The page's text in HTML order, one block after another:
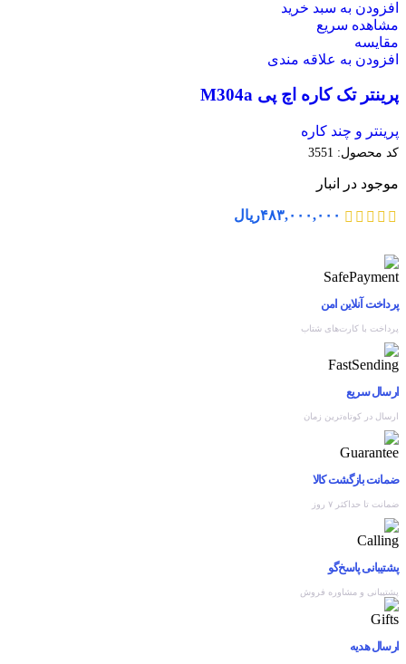
افزودن به سبد خرید
مشاهده سریع
مقایسه
افزودن به علاقه مندی
پرینتر تک کاره اچ پی M304a
پرینتر و چند کاره
کد محصول: 3551
موجود در انبار
۴۸۳,۰۰۰,۰۰۰ریال
پرداخت آنلاین امن
پرداخت با کارت‌های شتاب
ارسال سریع
ارسال در کوتاه‌ترین زمان
ضمانت بازگشت کالا
ضمانت تا حداکثر ۷ روز
پشتیبانی پاسخ‌گو
پشتیبانی و مشاوره فروش
ارسال هدیه